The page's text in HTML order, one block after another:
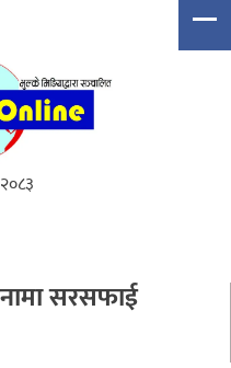
सरसफाई